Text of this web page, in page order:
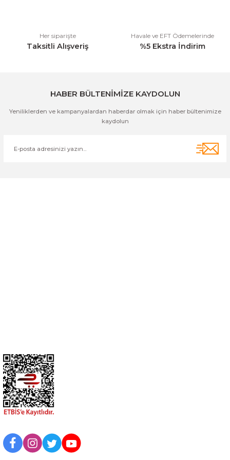
Her siparişte
Taksitli Alışveriş
Havale ve EFT Ödemelerinde
%5 Ekstra İndirim
HABER BÜLTENİMİZE KAYDOLUN
Yeniliklerden ve kampanyalardan haberdar olmak için haber bültenimize
kaydolun